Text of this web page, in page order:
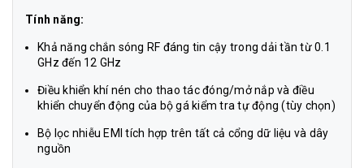
Tính năng:
Khả năng chắn sóng RF đáng tin cậy trong dải tần từ 0.1
GHz đến 12 GHz
Điều khiển khí nén cho thao tác đóng/mở nắp và điều
khiển chuyển động của bộ gá kiểm tra tự động (tùy chọn)
Bộ lọc nhiễu EMI tích hợp trên tất cả cổng dữ liệu và dây
nguồn